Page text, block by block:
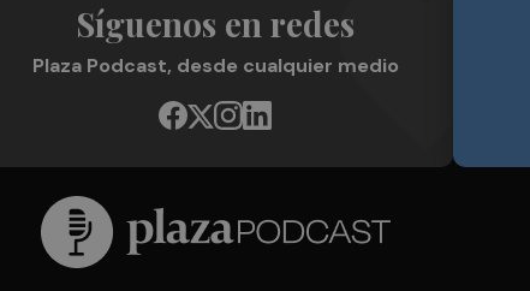
Síguenos en redes
Plaza Podcast, desde cualquier medio